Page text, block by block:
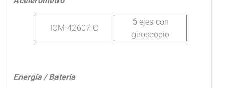
ICM-42607-C
6 ejes con
giroscopio
Energía / Batería